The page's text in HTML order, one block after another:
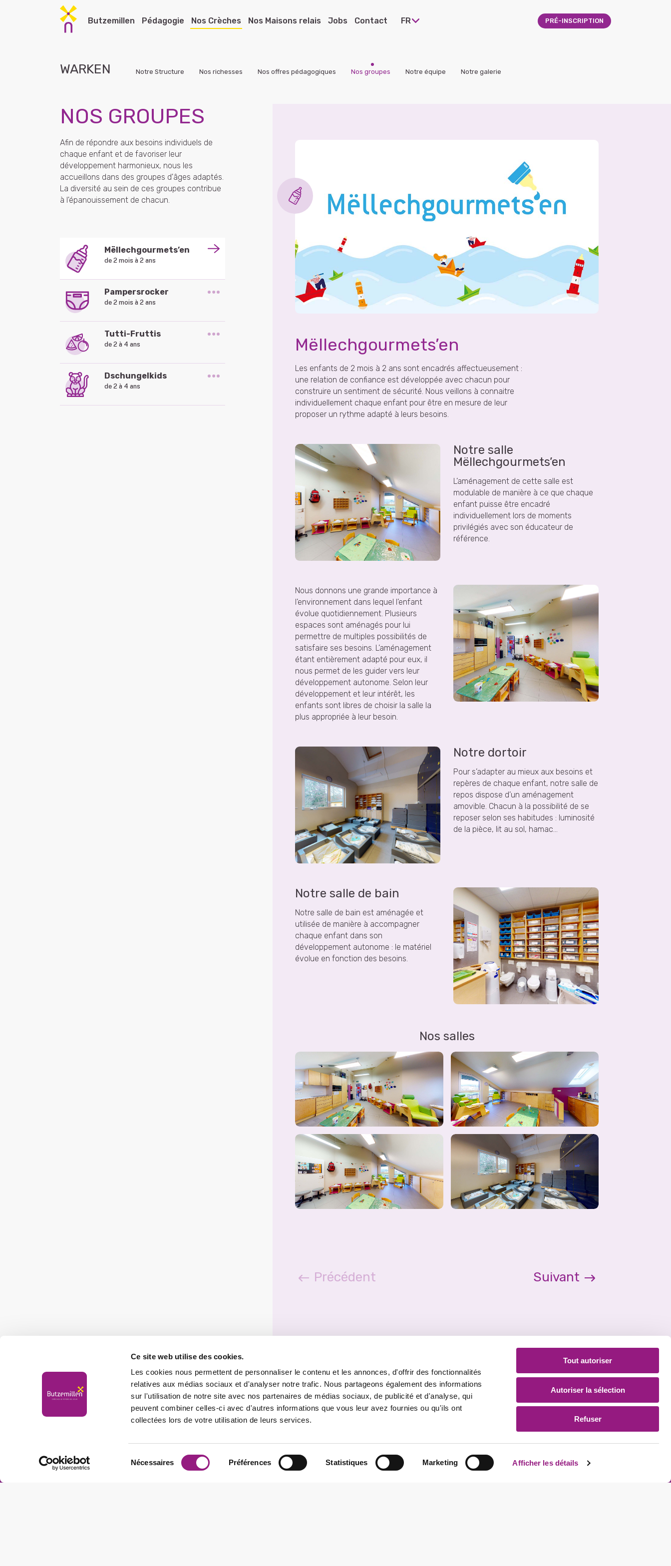
Ce site web utilise des cookies.
Les cookies nous permettent de personnaliser le contenu et les annonces, d'offrir des fonctionnalités
relatives aux médias sociaux et d'analyser notre trafic. Nous partageons également des informations
sur l'utilisation de notre site avec nos partenaires de médias sociaux, de publicité et d'analyse, qui
peuvent combiner celles-ci avec d'autres informations que vous leur avez fournies ou qu'ils ont
collectées lors de votre utilisation de leurs services.
Nécessaires Préférences Statistiques Marketing Afficher les détails
Tout autoriser
Autoriser la sélection
Refuser
Skip to main content
Butzemillen
Notre histoire
Nos aires de jeux
Pédagogie
Notre projet pédagogique
Nos groupes
Nos Crèches
Crèche Ettelbruck ll Crèche Heiderscheid
Crèche Wemperhardt
Crèche Wiltz Crèche Diekirch
Crèche Beaufort
Nos Maisons relais
Foyer de jour Ettelbruck
Foyer de jour Wiltz
Jobs Contact FR PRÉ-INSCRIPTION
WARKEN Notre Structure Nos richesses Nos offres pédagogiques Nos groupes Notre équipe Notre galerie
NOS GROUPES
Afin de répondre aux besoins individuels de
chaque enfant et de favoriser leur
développement harmonieux, nous les
accueillons dans des groupes d'âges adaptés.
La diversité au sein de ces groupes contribue
à l'épanouissement de chacun.
Mëllechgourmets’en
de 2 mois à 2 ans
Pampersrocker
de 2 mois à 2 ans
Tutti-Fruttis
de 2 à 4 ans
Dschungelkids
de 2 à 4 ans
Mëllechgourmets’en
Les enfants de 2 mois à 2 ans sont encadrés affectueusement :
une relation de confiance est développée avec chacun pour
construire un sentiment de sécurité. Nous veillons à connaitre
individuellement chaque enfant pour être en mesure de leur
proposer un rythme adapté à leurs besoins.
Notre salle
Mëllechgourmets’en
L’aménagement de cette salle est
modulable de manière à ce que chaque
enfant puisse être encadré
individuellement lors de moments
privilégiés avec son éducateur de
référence.
Nous donnons une grande importance à
l’environnement dans lequel l’enfant
évolue quotidiennement. Plusieurs
espaces sont aménagés pour lui
permettre de multiples possibilités de
satisfaire ses besoins. L’aménagement
étant entièrement adapté pour eux, il
nous permet de les guider vers leur
développement autonome. Selon leur
développement et leur intérêt, les
enfants sont libres de choisir la salle la
plus appropriée à leur besoin.
Notre dortoir
Pour s’adapter au mieux aux besoins et
repères de chaque enfant, notre salle de
repos dispose d’un aménagement
amovible. Chacun à la possibilité de se
reposer selon ses habitudes : luminosité
de la pièce, lit au sol, hamac…
Notre salle de bain
Notre salle de bain est aménagée et
utilisée de manière à accompagner
chaque enfant dans son
développement autonome : le matériel
évolue en fonction des besoins.
Nos salles
Précédent Suivant
Butzemillen Contact Médias sociaux